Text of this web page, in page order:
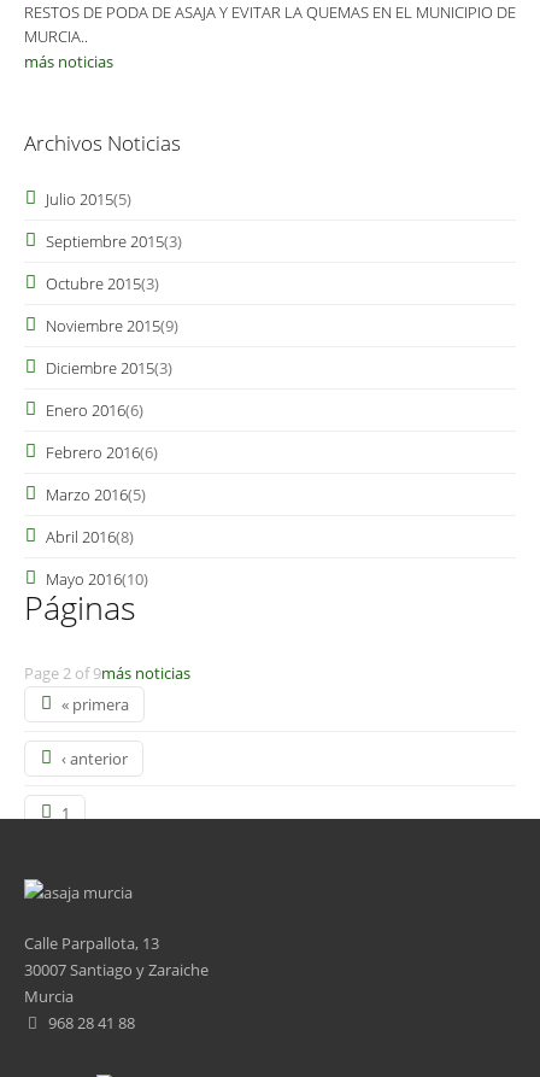
RESTOS DE PODA DE ASAJA Y EVITAR LA QUEMAS EN EL MUNICIPIO DE
MURCIA..
más noticias
Archivos Noticias
Julio 2015(5)
Septiembre 2015(3)
Octubre 2015(3)
Noviembre 2015(9)
Diciembre 2015(3)
Enero 2016(6)
Febrero 2016(6)
Marzo 2016(5)
Abril 2016(8)
Mayo 2016(10)
Páginas
Page 2 of 9
« primera
‹ anterior
1
4
5
más noticias
Calle Parpallota, 13
30007 Santiago y Zaraiche
Murcia
968 28 41 88